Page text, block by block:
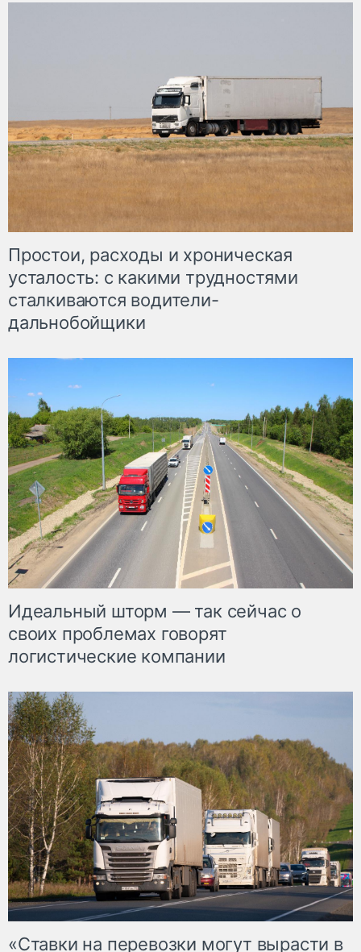
Простои, расходы и хроническая
усталость: с какими трудностями
сталкиваются водители-
дальнобойщики
Идеальный шторм — так сейчас о
своих проблемах говорят
логистические компании
«Ставки на перевозки могут вырасти в